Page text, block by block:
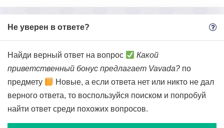
Не уверен в ответе?
Найди верный ответ на вопрос
Какой
приветственный бонус предлагает Vavada? по
предмету
Новые, а если ответа нет или никто не дал
верного ответа, то воспользуйся поиском и попробуй
найти ответ среди похожих вопросов.